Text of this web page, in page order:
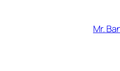
Mr.